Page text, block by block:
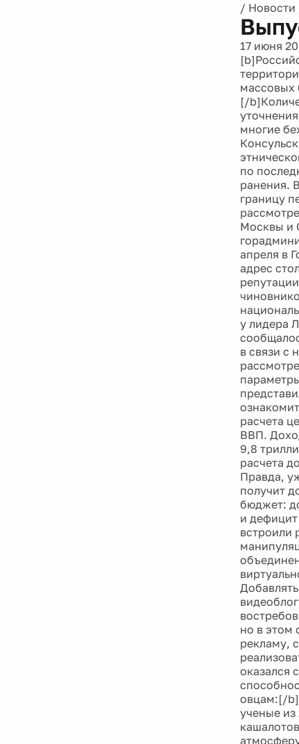
/ Новости
17 июня
массовых
[/
многие
по
ранения.
границу
Москвы и
апреля в
адрес
у лидера
в связи с
расчета
ВВП.
9,8
расчета
Правда,
получит
бюджет:
и
встроили
но в этом
рекламу,
оказался
овцам:[/b]
ученые из